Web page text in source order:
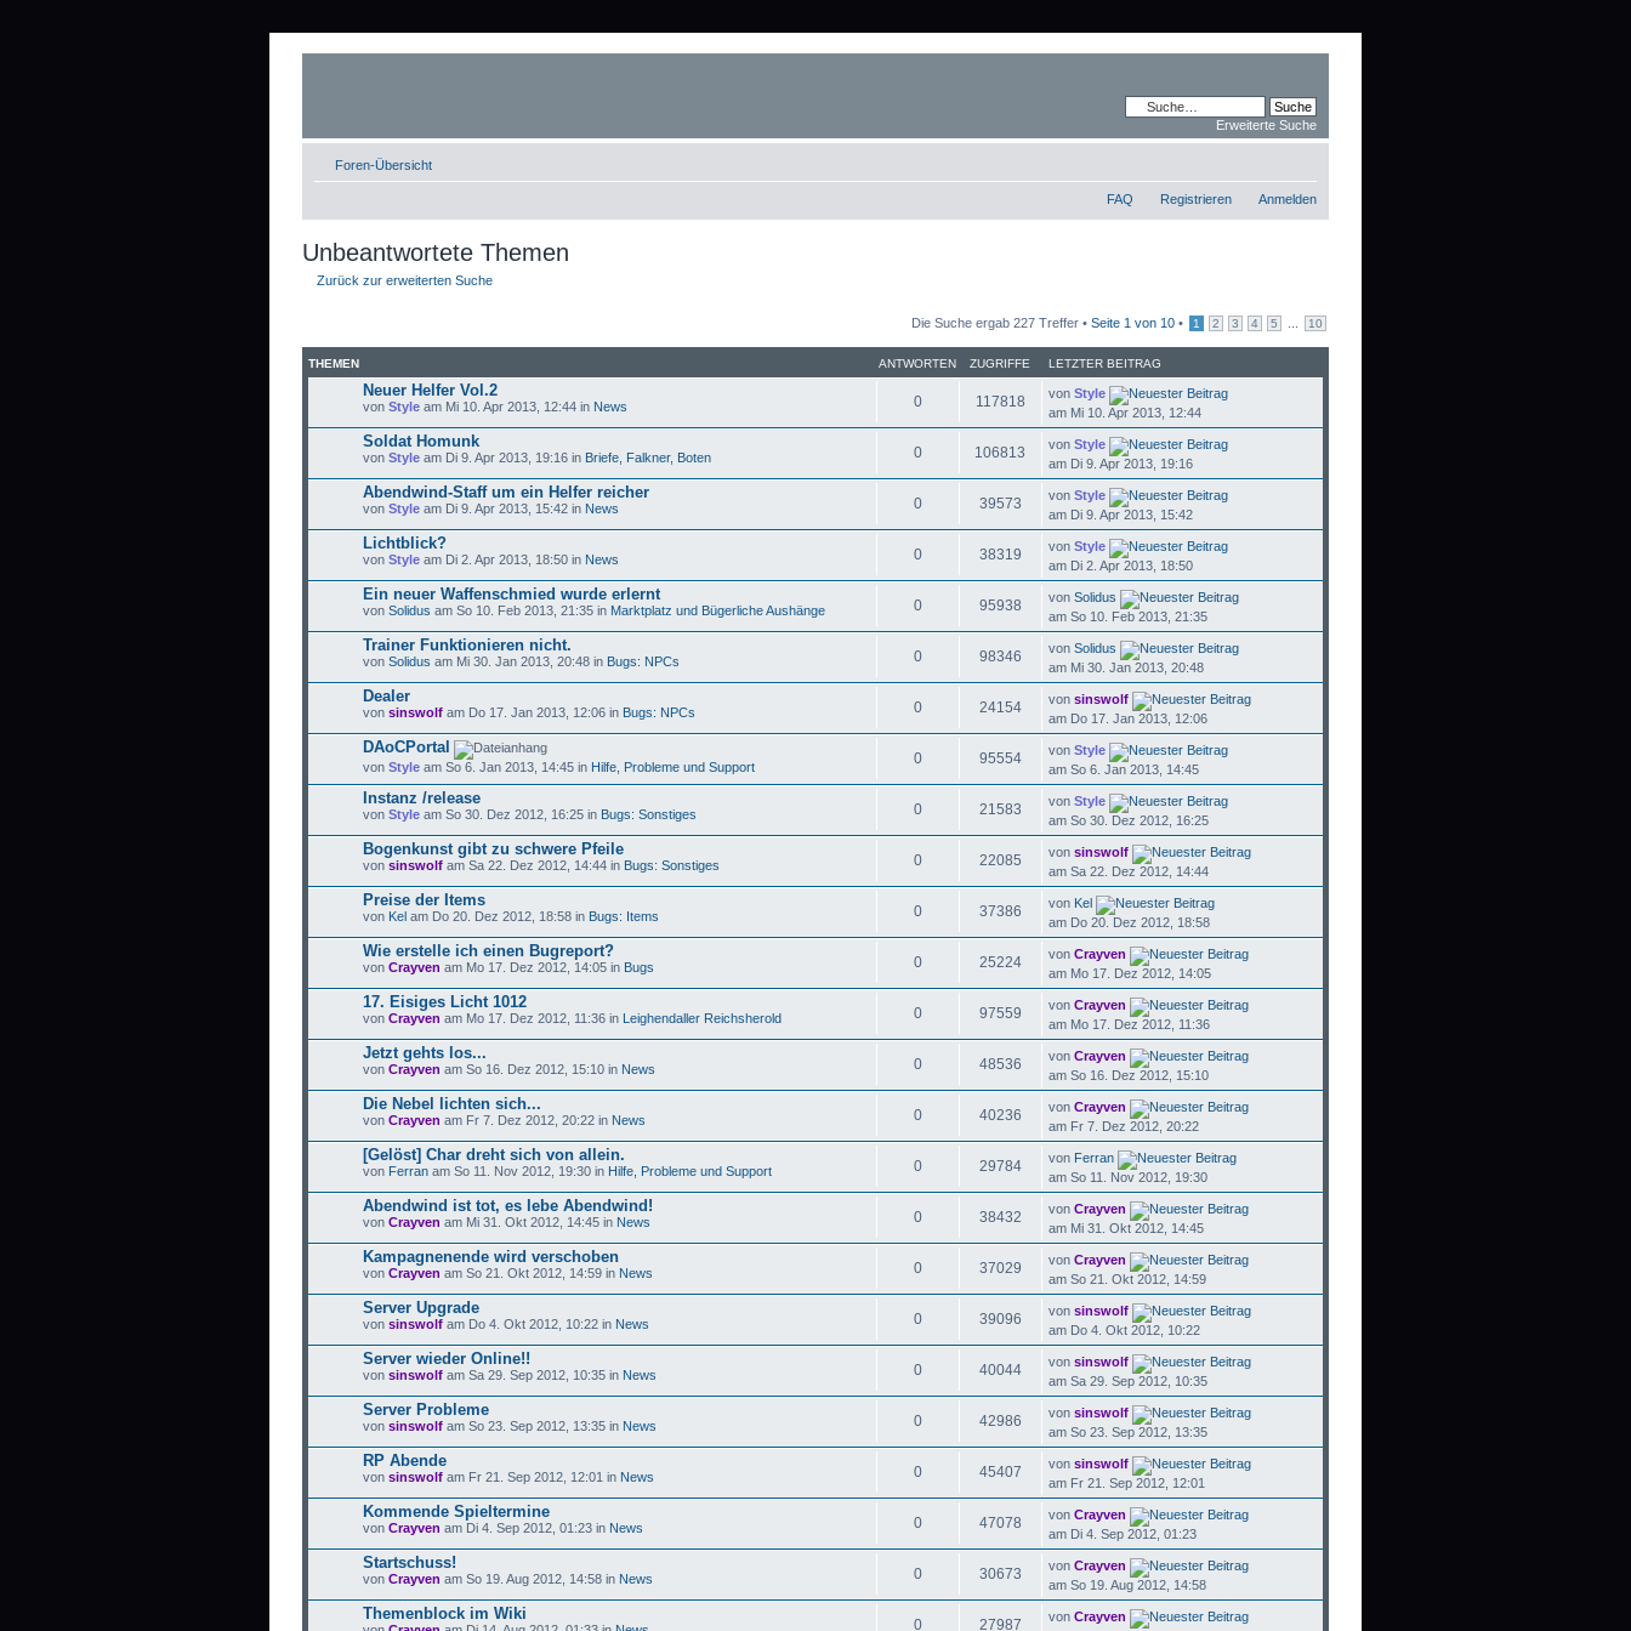
Erweiterte Suche
Foren-Übersicht
FAQ Registrieren Anmelden
Unbeantwortete Themen
Zurück zur erweiterten Suche
Die Suche ergab 227 Treffer • Seite 1 von 10 • 1 2 3 4 5 10
THEMEN ANTWORTEN ZUGRIFFE LETZTER BEITRAG
Neuer Helfer Vol.2
von Style am Mi 10. Apr 2013, 12:44 in News 0 117818 von Style
am Mi 10. Apr 2013, 12:44
Soldat Homunk
von Style am Di 9. Apr 2013, 19:16 in Briefe, Falkner, Boten 0 106813 von Style
am Di 9. Apr 2013, 19:16
Abendwind-Staff um ein Helfer reicher
von Style am Di 9. Apr 2013, 15:42 in News 0 39573 von Style
am Di 9. Apr 2013, 15:42
Lichtblick?
von Style am Di 2. Apr 2013, 18:50 in News 0 38319 von Style
am Di 2. Apr 2013, 18:50
Ein neuer Waffenschmied wurde erlernt
von Solidus am So 10. Feb 2013, 21:35 in Marktplatz und Bügerliche Aushänge 0 95938 von Solidus
am So 10. Feb 2013, 21:35
Trainer Funktionieren nicht.
von Solidus am Mi 30. Jan 2013, 20:48 in Bugs: NPCs 0 98346 von Solidus
am Mi 30. Jan 2013, 20:48
Dealer
von sinswolf am Do 17. Jan 2013, 12:06 in Bugs: NPCs 0 24154 von sinswolf
am Do 17. Jan 2013, 12:06
DAoCPortal
von Style am So 6. Jan 2013, 14:45 in Hilfe, Probleme und Support 0 95554 von Style
am So 6. Jan 2013, 14:45
Instanz /release
von Style am So 30. Dez 2012, 16:25 in Bugs: Sonstiges 0 21583 von Style
am So 30. Dez 2012, 16:25
Bogenkunst gibt zu schwere Pfeile
von sinswolf am Sa 22. Dez 2012, 14:44 in Bugs: Sonstiges 0 22085 von sinswolf
am Sa 22. Dez 2012, 14:44
Preise der Items
von Kel am Do 20. Dez 2012, 18:58 in Bugs: Items 0 37386 von Kel
am Do 20. Dez 2012, 18:58
Wie erstelle ich einen Bugreport?
von Crayven am Mo 17. Dez 2012, 14:05 in Bugs 0 25224 von Crayven
am Mo 17. Dez 2012, 14:05
17. Eisiges Licht 1012
von Crayven am Mo 17. Dez 2012, 11:36 in Leighendaller Reichsherold 0 97559 von Crayven
am Mo 17. Dez 2012, 11:36
Jetzt gehts los...
von Crayven am So 16. Dez 2012, 15:10 in News 0 48536 von Crayven
am So 16. Dez 2012, 15:10
Die Nebel lichten sich...
von Crayven am Fr 7. Dez 2012, 20:22 in News 0 40236 von Crayven
am Fr 7. Dez 2012, 20:22
[Gelöst] Char dreht sich von allein.
von Ferran am So 11. Nov 2012, 19:30 in Hilfe, Probleme und Support 0 29784 von Ferran
am So 11. Nov 2012, 19:30
Abendwind ist tot, es lebe Abendwind!
von Crayven am Mi 31. Okt 2012, 14:45 in News 0 38432 von Crayven
am Mi 31. Okt 2012, 14:45
Kampagnenende wird verschoben
von Crayven am So 21. Okt 2012, 14:59 in News 0 37029 von Crayven
am So 21. Okt 2012, 14:59
Server Upgrade
von sinswolf am Do 4. Okt 2012, 10:22 in News 0 39096 von sinswolf
am Do 4. Okt 2012, 10:22
Server wieder Online!!
von sinswolf am Sa 29. Sep 2012, 10:35 in News 0 40044 von sinswolf
am Sa 29. Sep 2012, 10:35
Server Probleme
von sinswolf am So 23. Sep 2012, 13:35 in News 0 42986 von sinswolf
am So 23. Sep 2012, 13:35
RP Abende
von sinswolf am Fr 21. Sep 2012, 12:01 in News 0 45407 von sinswolf
am Fr 21. Sep 2012, 12:01
Kommende Spieltermine
von Crayven am Di 4. Sep 2012, 01:23 in News 0 47078 von Crayven
am Di 4. Sep 2012, 01:23
Startschuss!
von Crayven am So 19. Aug 2012, 14:58 in News 0 30673 von Crayven
am So 19. Aug 2012, 14:58
Themenblock im Wiki
0 27987 von Crayven